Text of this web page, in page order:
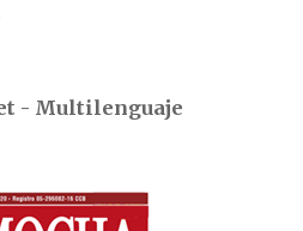
- Multilenguaje